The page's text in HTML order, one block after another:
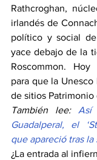
Rathcroghan,
irlandés de
político y social
yace debajo de la
Roscommon.
para que la
de sitios Patrimonio
También lee: Así
Guadalperal, el
que apareció tras
¿La entrada al